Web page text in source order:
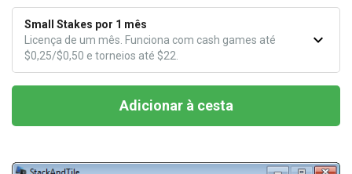
Small Stakes por 1 mês
Licença de um mês. Funciona com cash games até
$0,25/$0,50 e torneios até $22.
Adicionar à cesta